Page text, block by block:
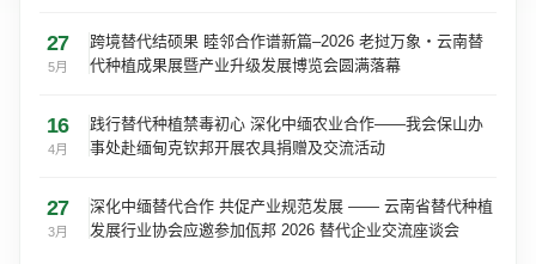
27
5月
跨境替代结硕果 睦邻合作谱新篇–2026 老挝万象・云南替
代种植成果展暨产业升级发展博览会圆满落幕
16
4月
践行替代种植禁毒初心 深化中缅农业合作——我会保山办
事处赴缅甸克钦邦开展农具捐赠及交流活动
27
3月
深化中缅替代合作 共促产业规范发展 —— 云南省替代种植
发展行业协会应邀参加佤邦 2026 替代企业交流座谈会